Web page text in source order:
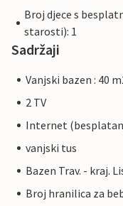
Broj djece s
starosti): 1
Sadržaji
Vanjski bazen : 40
2 TV
Internet
vanjski tus
Bazen Trav. - kraj.
Broj hranilica za